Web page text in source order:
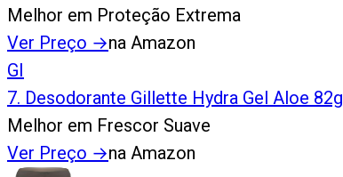
Melhor em Proteção Extrema
Ver Preço →na Amazon
GI
7. Desodorante Gillette Hydra Gel Aloe 82g
Melhor em Frescor Suave
Ver Preço →na Amazon